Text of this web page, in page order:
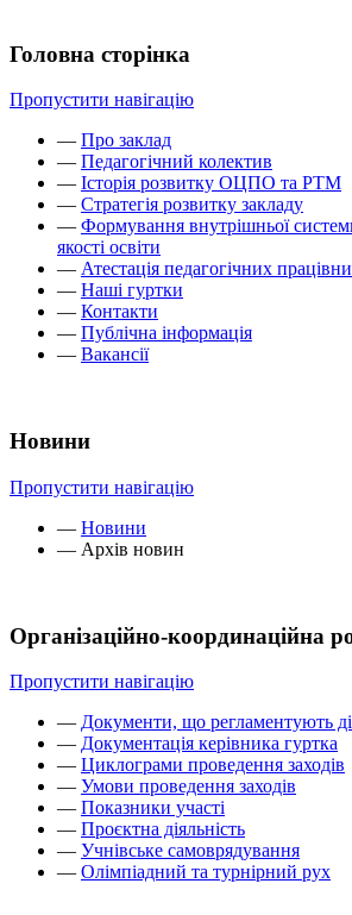
Головна сторінка
Пропустити навігацію
— Про заклад
— Педагогічний колектив
— Історія розвитку ОЦПО та РТМ
— Стратегія розвитку закладу
— Формування внутрішньої
якості освіти
— Атестація педагогічних
— Наші гуртки
— Контакти
— Публічна інформація
— Вакансії
Новини
Пропустити навігацію
— Новини
— Архів новин
Організаційно-координаційна
Пропустити навігацію
— Документи, що регламентують
— Документація керівника гуртка
— Циклограми проведення заходів
— Умови проведення заходів
— Показники участі
— Проєктна діяльність
— Учнівське самоврядування
— Олімпіадний та турнірний рух